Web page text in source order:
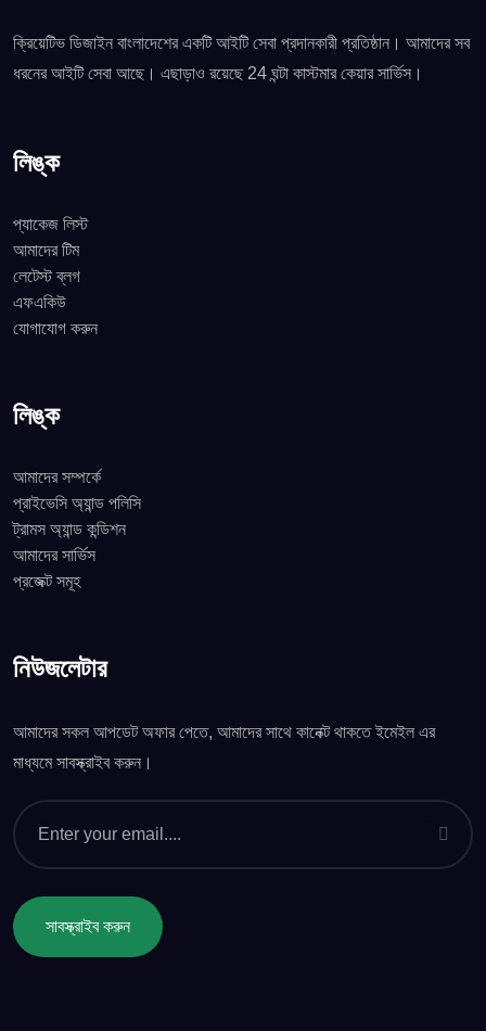
ক্রিয়েটিভ ডিজাইন বাংলাদেশের একটি আইটি সেবা প্রদানকারী প্রতিষ্ঠান। আমাদের সব
ধরনের আইটি সেবা আছে। এছাড়াও রয়েছে 24 ঘন্টা কাস্টমার কেয়ার সার্ভিস।
লিঙ্ক
প্যাকেজ লিস্ট
আমাদের টিম
লেটেস্ট ব্লগ
এফএকিউ
যোগাযোগ করুন
লিঙ্ক
আমাদের সম্পর্কে
প্রাইভেসি অ্যান্ড পলিসি
ট্রামস অ্যান্ড কন্ডিশন
আমাদের সার্ভিস
প্রজেক্ট সমূহ
নিউজলেটার
আমাদের সকল আপডেট অফার পেতে, আমাদের সাথে কানেক্ট থাকতে ইমেইল এর
মাধ্যমে সাবস্ক্রাইব করুন।
সাবস্ক্রাইব করুন